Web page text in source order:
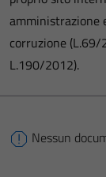
amministrazione
corruzione
L.190/2012).
Nessun